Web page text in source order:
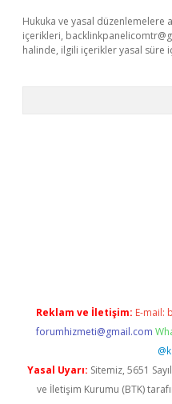
Hukuka ve yasal düzenlemelere
içerikleri,
halinde, ilgili içerikler yasal süre
Reklam ve İletişim: E-mail:
forumhizmeti@gmail.com
Yasal Uyarı: Sitemiz, 5651
ve İletişim Kurumu (BTK)